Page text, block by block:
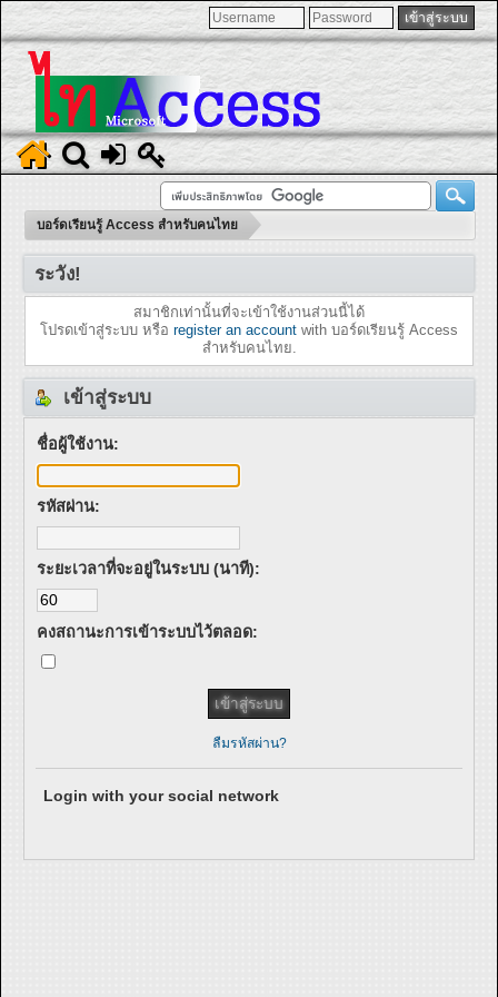
บอร์ดเรียนรู้ Access สำหรับคนไทย
ระวัง!
สมาชิกเท่านั้นที่จะเข้าใช้งานส่วนนี้ได้
โปรดเข้าสู่ระบบ หรือ register an account with บอร์ดเรียนรู้ Access
สำหรับคนไทย.
เข้าสู่ระบบ
ชื่อผู้ใช้งาน:
รหัสผ่าน:
ระยะเวลาที่จะอยู่ในระบบ (นาที):
คงสถานะการเข้าระบบไว้ตลอด:
ลืมรหัสผ่าน?
Login with your social network